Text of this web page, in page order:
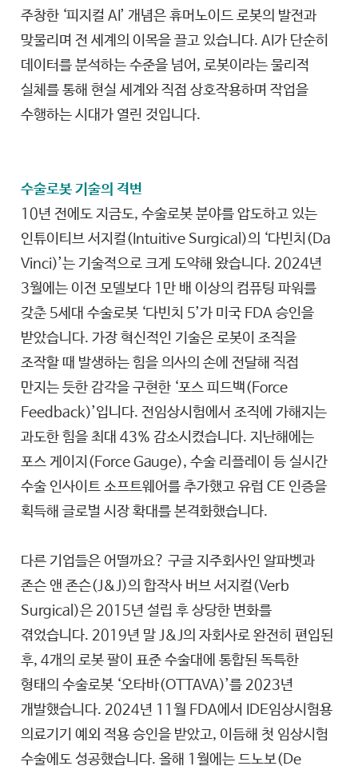
주창한 ‘피지컬 AI’ 개념은 휴머노이드 로봇의 발전과
맞물리며 전 세계의 이목을 끌고 있습니다. AI가 단순히
데이터를 분석하는 수준을 넘어, 로봇이라는 물리적
실체를 통해 현실 세계와 직접 상호작용하며 작업을
수행하는 시대가 열린 것입니다.
수술로봇 기술의 격변
10년 전에도 지금도, 수술로봇 분야를 압도하고 있는
인튜이티브 서지컬(Intuitive Surgical)의 ‘다빈치(Da
Vinci)’는 기술적으로 크게 도약해 왔습니다. 2024년
3월에는 이전 모델보다 1만 배 이상의 컴퓨팅 파워를
갖춘 5세대 수술로봇 ‘다빈치 5’가 미국 FDA 승인을
받았습니다. 가장 혁신적인 기술은 로봇이 조직을
조작할 때 발생하는 힘을 의사의 손에 전달해 직접
만지는 듯한 감각을 구현한 ‘포스 피드백(Force
Feedback)’입니다. 전임상시험에서 조직에 가해지는
과도한 힘을 최대 43% 감소시켰습니다. 지난해에는
포스 게이지(Force Gauge), 수술 리플레이 등 실시간
수술 인사이트 소프트웨어를 추가했고 유럽 CE 인증을
획득해 글로벌 시장 확대를 본격화했습니다.
다른 기업들은 어떨까요? 구글 지주회사인 알파벳과
존슨 앤 존슨(J&J)의 합작사 버브 서지컬(Verb
Surgical)은 2015년 설립 후 상당한 변화를
겪었습니다. 2019년 말 J&J의 자회사로 완전히 편입된
후, 4개의 로봇 팔이 표준 수술대에 통합된 독특한
형태의 수술로봇 ‘오타바(OTTAVA)’를 2023년
개발했습니다. 2024년 11월 FDA에서 IDE임상시험용
의료기기 예외 적용 승인을 받았고, 이듬해 첫 임상시험
수술에도 성공했습니다. 올해 1월에는 드노보(De